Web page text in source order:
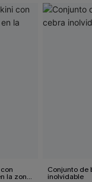
la zona
Conjunto de
inolvidable